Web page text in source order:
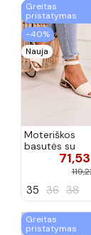
Greitas
pristatymas
−40%
Nauja
Moteriškos
basutės su
aukso spalvos
kulniukais
spalvos
35 36 38
Greitas
pristatymas